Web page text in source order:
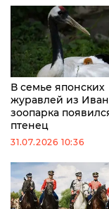
В семье японских
журавлей из
зоопарка
птенец
31.07.2026 10:36